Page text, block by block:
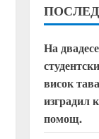
На
висок
изградил
помощ.